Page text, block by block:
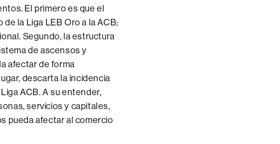
El primero es que el
la Liga LEB Oro a la ACB;
Segundo, la estructura
de ascensos y
afectar de forma
descarta la incidencia
ACB. A su entender,
servicios y capitales,
pueda afectar al comercio